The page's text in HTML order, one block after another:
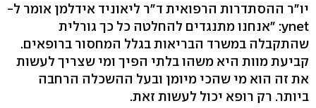
יו"ר ההסתדרות הרפואית ד"ר ליאוניד אידלמן אומר ל-
ynet: "אנחנו מתנגדים להחלטה כל כך גורלית
שהתקבלה במשרד הבריאות בגלל המחסור ברופאים.
קביעת מוות היא משהו בלתי הפיך ומי שצריך לעשות
את זה הוא מי שהכי מיומן ובעל ההשכלה הרחבה
ביותר. רק רופא יכול לעשות זאת.